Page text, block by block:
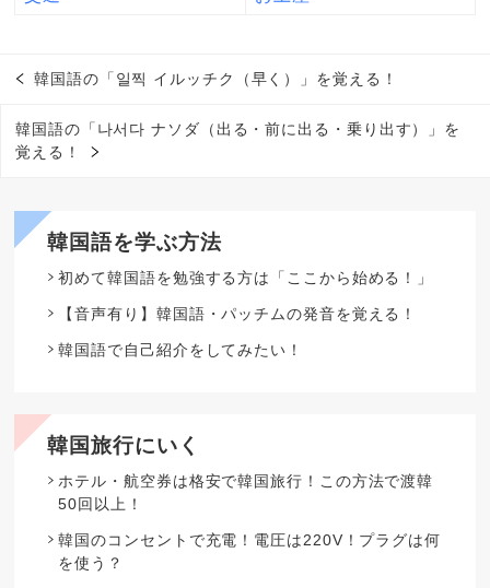
韓国語の「일찍 イルッチク（早く）」を覚える！
韓国語の「나서다 ナソダ（出る・前に出る・乗り出す）」を
覚える！
韓国語を学ぶ方法
初めて韓国語を勉強する方は「ここから始める！」
【音声有り】韓国語・パッチムの発音を覚える！
韓国語で自己紹介をしてみたい！
韓国旅行にいく
ホテル・航空券は格安で韓国旅行！この方法で渡韓
50回以上！
韓国のコンセントで充電！電圧は220V！プラグは何
を使う？